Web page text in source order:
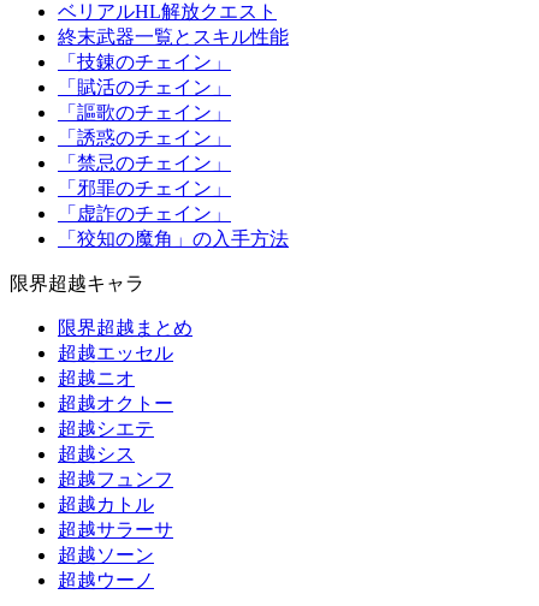
ベリアルHL解放クエスト
終末武器一覧とスキル性能
「技錬のチェイン」
「賦活のチェイン」
「謳歌のチェイン」
「誘惑のチェイン」
「禁忌のチェイン」
「邪罪のチェイン」
「虚詐のチェイン」
「狡知の魔角」の入手方法
限界超越キャラ
限界超越まとめ
超越エッセル
超越ニオ
超越オクトー
超越シエテ
超越シス
超越フュンフ
超越カトル
超越サラーサ
超越ソーン
超越ウーノ